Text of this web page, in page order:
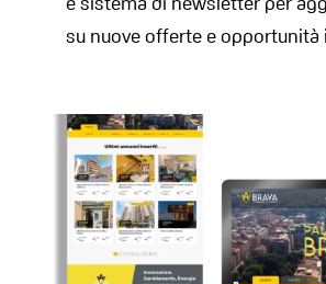
su nuove offerte e